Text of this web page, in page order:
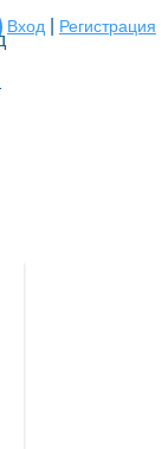
Вход Регистрация